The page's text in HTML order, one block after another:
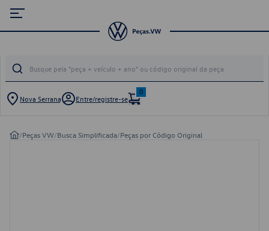
Nova Serrana Entre/registre-se
0
/Peças VW/Busca Simplificada/Peças por Código Original